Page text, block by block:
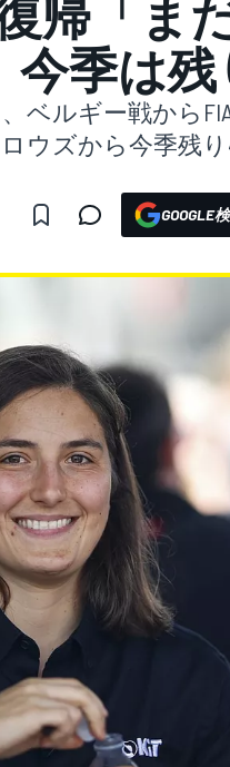
帰「ま
今季は
ベルギー戦から
ウズから今季残
GOOGLE